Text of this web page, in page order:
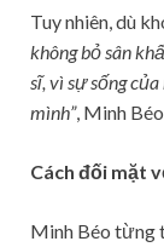
Tuy nhiên, dù
không bỏ sân
sĩ, vì sự sống
mình”, Minh
Cách đối mặt
Minh Béo từng